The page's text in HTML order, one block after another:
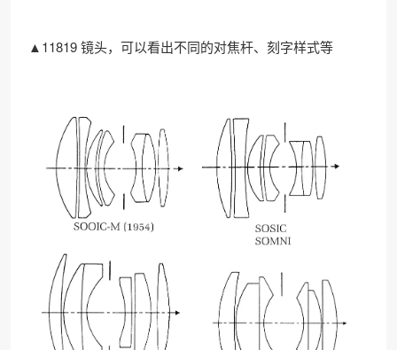
▲11819 镜头，可以看出不同的对焦杆、刻字样式等